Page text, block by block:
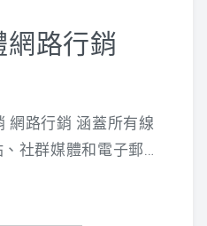
網路行銷
網路行銷 涵蓋所有線
社群媒體和電子郵…